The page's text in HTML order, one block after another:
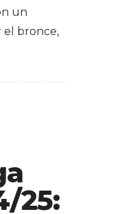
un
el bronce,
25: